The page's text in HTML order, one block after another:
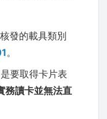
發的載具類別
。
要取得卡片表
務讀卡並無法直